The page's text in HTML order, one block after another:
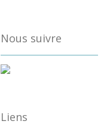
Nous suivre
Liens